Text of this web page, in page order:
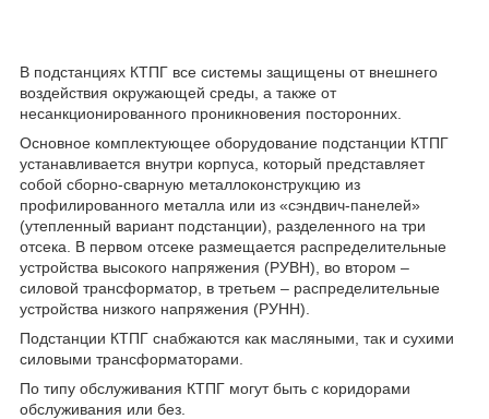
В подстанциях КТПГ все системы защищены от внешнего
воздействия окружающей среды, а также от
несанкционированного проникновения посторонних.
Основное комплектующее оборудование подстанции КТПГ
устанавливается внутри корпуса, который представляет
собой сборно-сварную металлоконструкцию из
профилированного металла или из «сэндвич-панелей»
(утепленный вариант подстанции), разделенного на три
отсека. В первом отсеке размещается распределительные
устройства высокого напряжения (РУВН), во втором –
силовой трансформатор, в третьем – распределительные
устройства низкого напряжения (РУНН).
Подстанции КТПГ снабжаются как масляными, так и сухими
силовыми трансформаторами.
По типу обслуживания КТПГ могут быть с коридорами
обслуживания или без.